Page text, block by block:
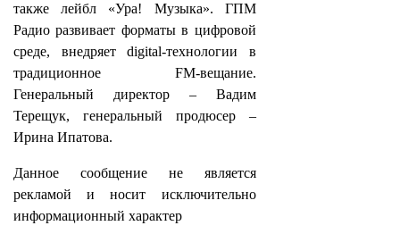
также лейбл «Ура! Музыка». ГПМ
Радио развивает форматы в цифровой
среде, внедряет digital-технологии в
традиционное FM-вещание.
Генеральный директор – Вадим
Терещук, генеральный продюсер –
Ирина Ипатова.
Данное сообщение не является
рекламой и носит исключительно
информационный характер